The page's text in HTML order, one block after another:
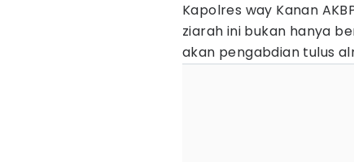
Kapolres way Kanan
ziarah ini bukan hanya
akan pengabdian tulus